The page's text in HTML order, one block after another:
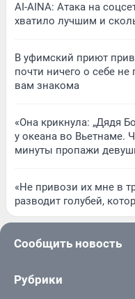
AI-AINA: Атака на
хватило лучшим и
В уфимский приют
почти ничего о себе
вам знакома
«Она крикнула: „Дядя
у океана во Вьетнаме.
минуты пропажи
«Не привози их мне в
разводит голубей,
Сообщить новость
Рубрики